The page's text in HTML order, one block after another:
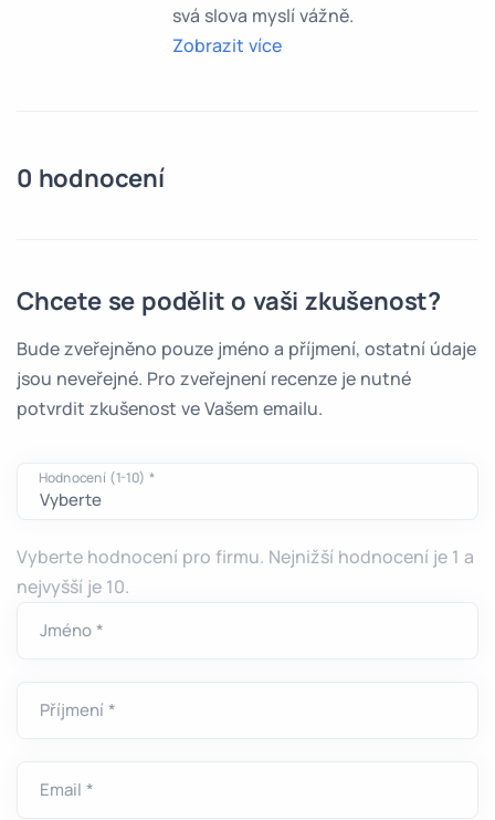
svá slova myslí vážně.
Zobrazit více
0 hodnocení
Chcete se podělit o vaši zkušenost?
Bude zveřejněno pouze jméno a příjmení, ostatní údaje
jsou neveřejné. Pro zveřejnení recenze je nutné
potvrdit zkušenost ve Vašem emailu.
Hodnocení (1-10) *
Vyberte hodnocení pro firmu. Nejnižší hodnocení je 1 a
nejvyšší je 10.
Jméno *
Příjmení *
Email *